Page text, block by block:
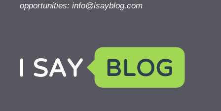
opportunities: info@isayblog.com